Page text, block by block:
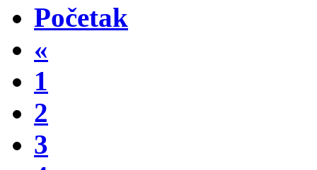
Početak
«
1
2
3